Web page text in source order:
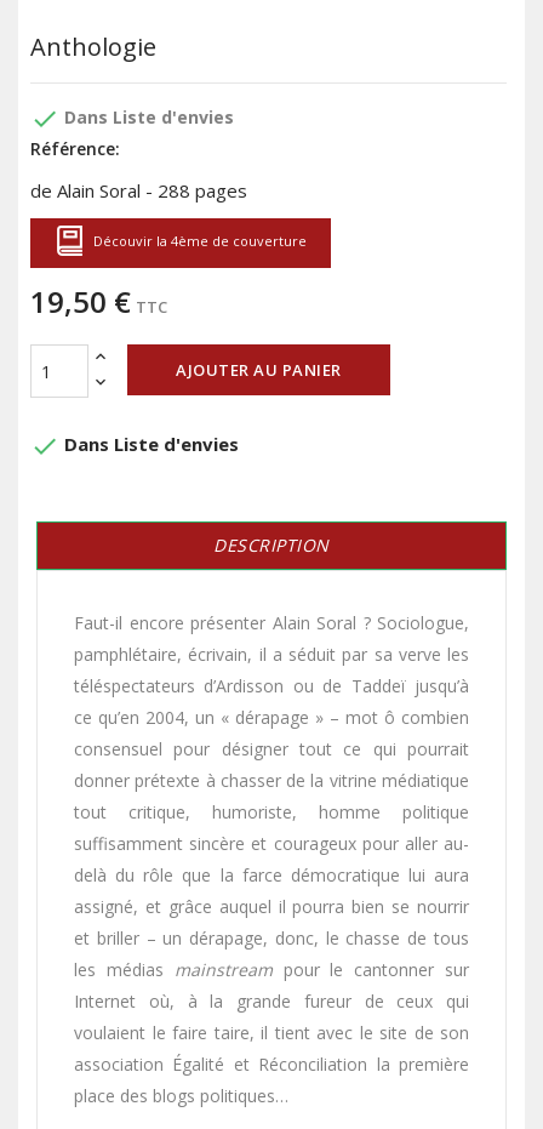
Anthologie
done Dans Liste d'envies
Référence:
de Alain Soral - 288 pages
Découvir la 4ème de couverture
19,50 € TTC
AJOUTER AU PANIER
done Dans Liste d'envies
DESCRIPTION
Faut-il encore présenter Alain Soral ? Sociologue,
pamphlétaire, écrivain, il a séduit par sa verve les
téléspectateurs d’Ardisson ou de Taddeï jusqu’à
ce qu’en 2004, un « dérapage » – mot ô combien
consensuel pour désigner tout ce qui pourrait
donner prétexte à chasser de la vitrine médiatique
tout critique, humoriste, homme politique
suffisamment sincère et courageux pour aller au-
delà du rôle que la farce démocratique lui aura
assigné, et grâce auquel il pourra bien se nourrir
et briller – un dérapage, donc, le chasse de tous
les médias mainstreampour le cantonner sur
Internet où, à la grande fureur de ceux qui
voulaient le faire taire, il tient avec le site de son
association Égalité et Réconciliation la première
place des blogs politiques…